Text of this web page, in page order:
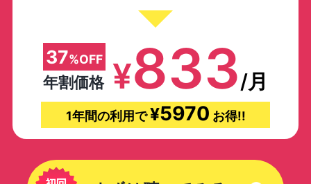
37%OFF
年割価格 ¥833/月
1年間の利用で¥5970 お得!!